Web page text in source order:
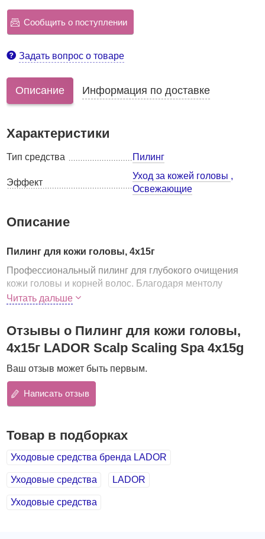
Сообщить о поступлении
Задать вопрос о товаре
Описание Информация по доставке
Характеристики
Тип средства Пилинг
Эффект
Уход за кожей головы ,
Освежающие
Описание
Пилинг для кожи головы, 4х15г
Профессиональный пилинг для глубокого очищения
кожи головы и корней волос. Благодаря ментолу
оказывает приятное освежающее действие, помогает
Рекомендуется использовать в комплексе с шампунями
LADOR Anti-Dandruff Shampoo
LADOR Triplex Natural
Shampoo.
Преимущества:
очищает от пыли, излишков кожного жира, остатков
укладочных средств;
ороговевшие чешуйки;
нормализует работу сальных желез, помогает
справиться с перхотью;
фолликулов;
снимает зуд;
Читать дальше
Отзывы о Пилинг для кожи головы,
4х15г LADOR Scalp Scaling Spa 4х15g
Ваш отзыв может быть первым.
Написать отзыв
Товар в подборках
Уходовые средства бренда LADOR
Уходовые средства LADOR
Уходовые средства